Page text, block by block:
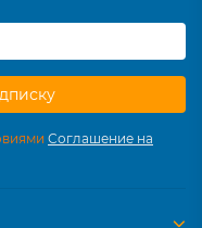
Соглашение на